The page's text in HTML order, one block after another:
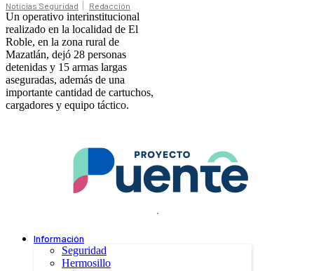
Noticias Seguridad Redacción
Un operativo interinstitucional
realizado en la localidad de El
Roble, en la zona rural de
Mazatlán, dejó 28 personas
detenidas y 15 armas largas
aseguradas, además de una
importante cantidad de cartuchos,
cargadores y equipo táctico.
.
Información
Seguridad
Hermosillo